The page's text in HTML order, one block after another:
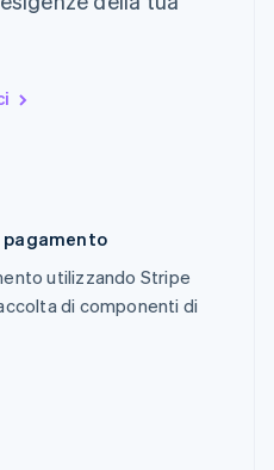
utilizzando Stripe
di componenti di